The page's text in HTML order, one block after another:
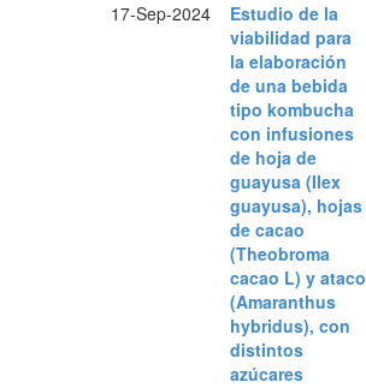
17-Sep-2024
Estudio de la
viabilidad para
la elaboración
de una bebida
tipo kombucha
con infusiones
de hoja de
guayusa (Ilex
guayusa), hojas
de cacao
(Theobroma
cacao L) y ataco
(Amaranthus
hybridus), con
distintos
azúcares